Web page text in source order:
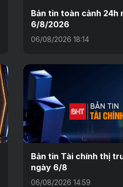
Bản tin toàn cảnh 24h
6/8/2026
06/08/2026 18:14
Bản tin Tài chính thị
ngày 6/8
06/08/2026 14:59